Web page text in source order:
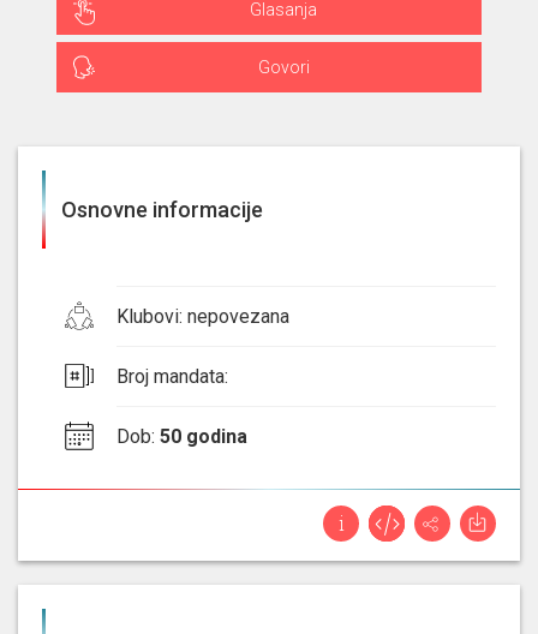
Glasanja
Govori
Osnovne informacije
Klubovi: nepovezana
Broj mandata:
Dob: 50 godina